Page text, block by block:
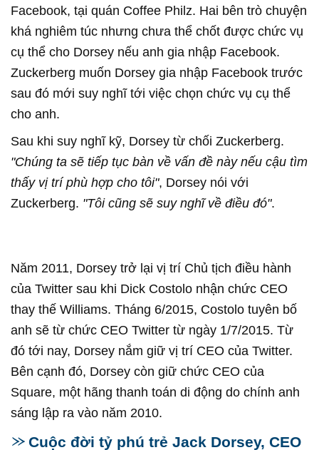
Facebook, tại quán Coffee Philz. Hai bên trò chuyện
khá nghiêm túc nhưng chưa thể chốt được chức vụ
cụ thể cho Dorsey nếu anh gia nhập Facebook.
Zuckerberg muốn Dorsey gia nhập Facebook trước
sau đó mới suy nghĩ tới việc chọn chức vụ cụ thể
cho anh.
Sau khi suy nghĩ kỹ, Dorsey từ chối Zuckerberg.
"Chúng ta sẽ tiếp tục bàn về vấn đề này nếu cậu tìm
thấy vị trí phù hợp cho tôi", Dorsey nói với
Zuckerberg. "Tôi cũng sẽ suy nghĩ về điều đó".
Năm 2011, Dorsey trở lại vị trí Chủ tịch điều hành
của Twitter sau khi Dick Costolo nhận chức CEO
thay thế Williams. Tháng 6/2015, Costolo tuyên bố
anh sẽ từ chức CEO Twitter từ ngày 1/7/2015. Từ
đó tới nay, Dorsey nắm giữ vị trí CEO của Twitter.
Bên cạnh đó, Dorsey còn giữ chức CEO của
Square, một hãng thanh toán di động do chính anh
sáng lập ra vào năm 2010.
Cuộc đời tỷ phú trẻ Jack Dorsey, CEO